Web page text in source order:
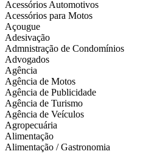
Acessórios Automotivos
Acessórios para Motos
Açougue
Adesivação
Admnistração de Condomínios
Advogados
Agência
Agência de Motos
Agência de Publicidade
Agência de Turismo
Agência de Veículos
Agropecuária
Alimentação
Alimentação / Gastronomia